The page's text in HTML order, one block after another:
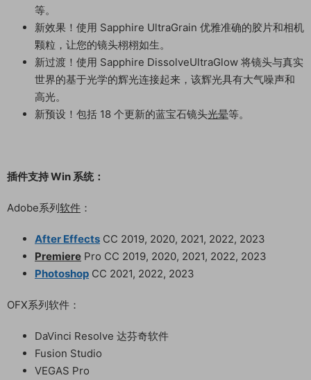
等。
新效果！使用 Sapphire UltraGrain 优雅准确的胶片和相机
颗粒，让您的镜头栩栩如生。
新过渡！使用 Sapphire DissolveUltraGlow 将镜头与真实
世界的基于光学的辉光连接起来，该辉光具有大气噪声和
高光。
新预设！包括 18 个更新的蓝宝石镜头光晕等。
插件支持 Win 系统：
Adobe系列软件 ：
After Effects CC 2019, 2020, 2021, 2022, 2023
Premiere Pro CC 2019, 2020, 2021, 2022, 2023
Photoshop CC 2021, 2022, 2023
OFX系列软件：
DaVinci Resolve 达芬奇软件
Fusion Studio
VEGAS Pro